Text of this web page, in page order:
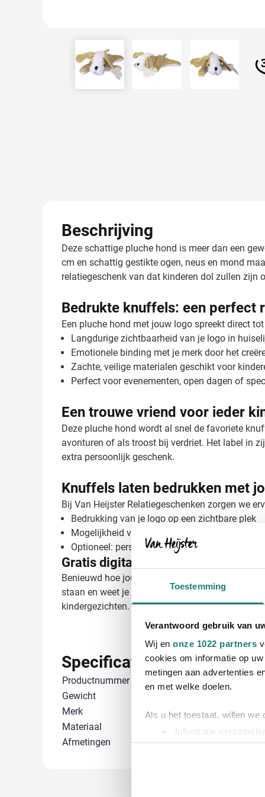
Toestemming
Verantwoord gebruik van
Wij en onze 1022 partners
cookies om informatie op
metingen aan advertenties
en met welke doelen.
Als u het toestaat, willen we
Informatie
Uw apparaat
toestemming op elk
Beschrijving
Deze schattige pluche hond is meer dan een
cm en schattig gestikte ogen, neus en mond
relatiegeschenk van dat kinderen dol zullen zijn
Bedrukte knuffels: een perfect
Een pluche hond met jouw logo spreekt direct
Langdurige zichtbaarheid van je logo in
Emotionele binding met je merk door het
Zachte, veilige materialen geschikt voor
Perfect voor evenementen, open dagen of
Een trouwe vriend voor ieder
Deze pluche hond wordt al snel de favoriete
avonturen of als troost bij verdriet. Het label in
extra persoonlijk geschenk.
Knuffels laten bedrukken met
Bij Van Heijster Relatiegeschenken zorgen we
Bedrukking van je logo op een zichtbare plek
Mogelijkheid voor toevoeging van een tekst of
Optioneel: personalisatie met verschillende
Gratis digitaal voorbeeld van je
Benieuwd hoe jouw logo eruit komt te zien op
staan en weet je precies wat je kunt
kindergezichten. Neem contact met ons op en
Specificaties
Productnummer
Gewicht
Merk
IMPRESSION
Materiaal
Metaal,
Afmetingen
17 cm x 12